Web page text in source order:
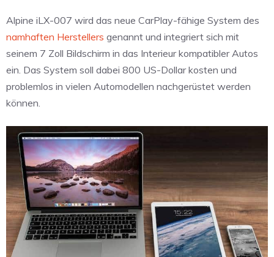
Alpine iLX-007 wird das neue CarPlay-fähige System des
namhaften Herstellers genannt und integriert sich mit
seinem 7 Zoll Bildschirm in das Interieur kompatibler Autos
ein. Das System soll dabei 800 US-Dollar kosten und
problemlos in vielen Automodellen nachgerüstet werden
können.